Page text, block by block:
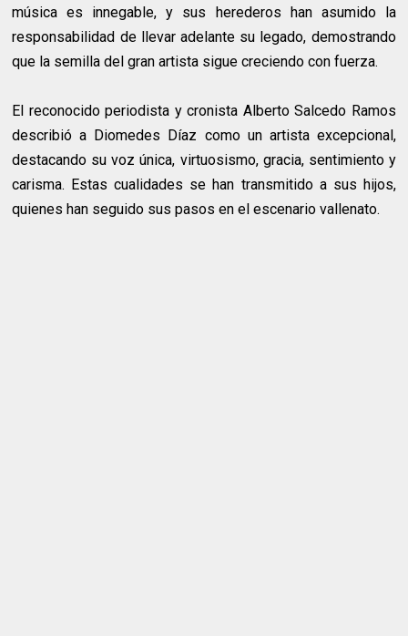
música es innegable, y sus herederos han asumido la
responsabilidad de llevar adelante su legado, demostrando
que la semilla del gran artista sigue creciendo con fuerza.
El reconocido periodista y cronista Alberto Salcedo Ramos
describió a Diomedes Díaz como un artista excepcional,
destacando su voz única, virtuosismo, gracia, sentimiento y
carisma. Estas cualidades se han transmitido a sus hijos,
quienes han seguido sus pasos en el escenario vallenato.